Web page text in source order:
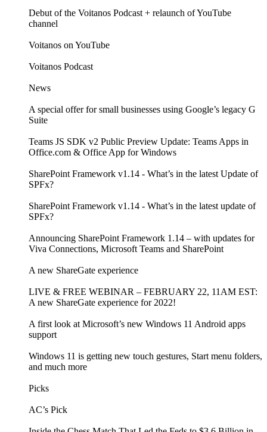
Debut of the Voitanos Podcast + relaunch of YouTube
channel
Voitanos on YouTube
Voitanos Podcast
News
A special offer for small businesses using Google’s legacy G
Suite
Teams JS SDK v2 Public Preview Update: Teams Apps in
Office.com & Office App for Windows
SharePoint Framework v1.14 - What’s in the latest Update of
SPFx?
SharePoint Framework v1.14 - What’s in the latest update of
SPFx?
Announcing SharePoint Framework 1.14 – with updates for
Viva Connections, Microsoft Teams and SharePoint
A new ShareGate experience
LIVE & FREE WEBINAR – FEBRUARY 22, 11AM EST:
A new ShareGate experience for 2022!
A first look at Microsoft’s new Windows 11 Android apps
support
Windows 11 is getting new touch gestures, Start menu folders,
and much more
Picks
AC’s Pick